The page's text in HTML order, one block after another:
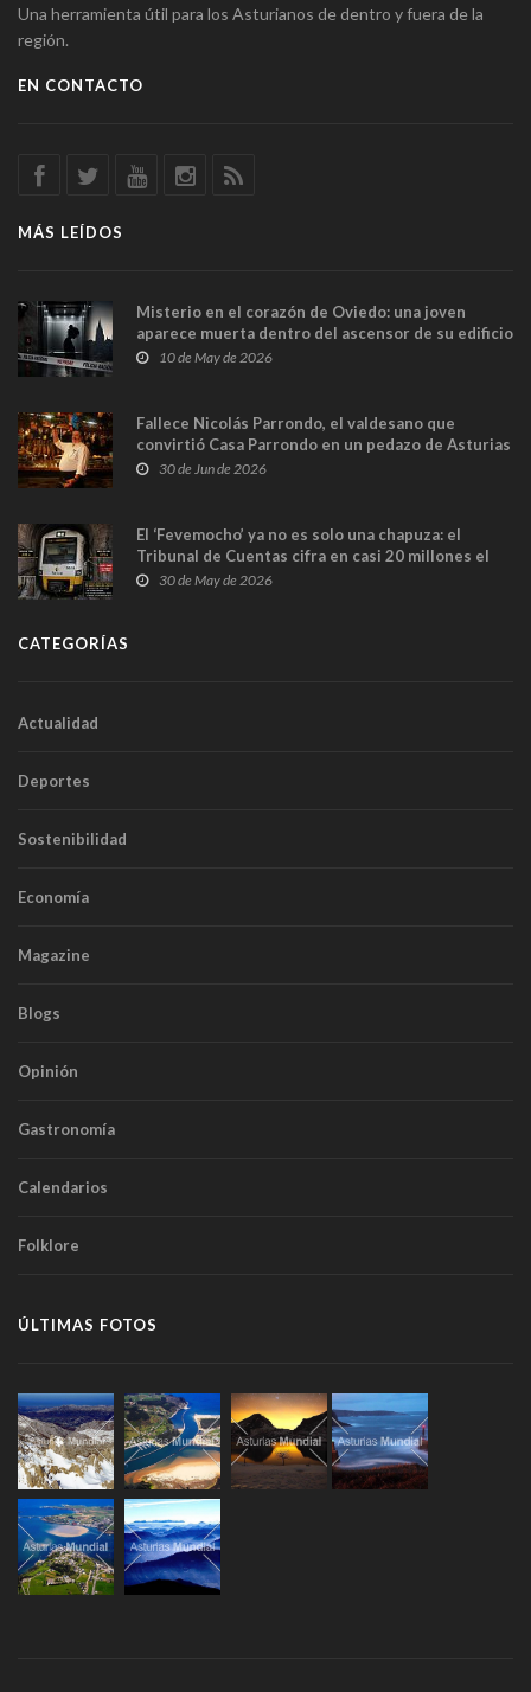
Una herramienta útil para los Asturianos de dentro y fuera de la
región.
EN CONTACTO
MÁS LEÍDOS
Misterio en el corazón de Oviedo: una joven
aparece muerta dentro del ascensor de su edificio
y las cámaras captan sus últimos minutos
10 de May de 2026
Fallece Nicolás Parrondo, el valdesano que
convirtió Casa Parrondo en un pedazo de Asturias
en Madrid
30 de Jun de 2026
El ‘Fevemocho’ ya no es solo una chapuza: el
Tribunal de Cuentas cifra en casi 20 millones el
sobrecoste de los trenes que no cabían por los
30 de May de 2026
CATEGORÍAS
Actualidad
Deportes
Sostenibilidad
Economía
Magazine
Blogs
Opinión
Gastronomía
Calendarios
Folklore
ÚLTIMAS FOTOS